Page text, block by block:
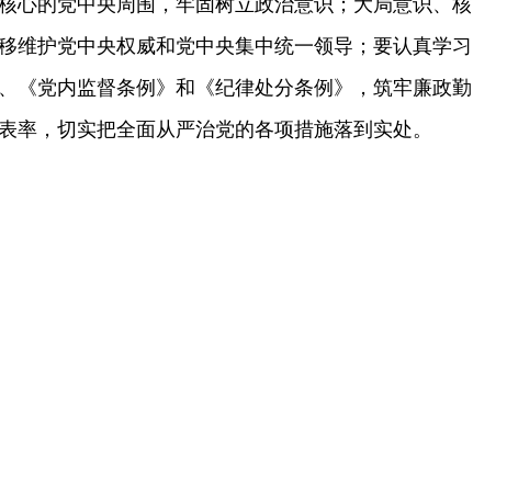
心的党中央周围，牢固树立政治意识；大局意识、核
维护党中央权威和党中央集中统一领导；要认真学习
《党内监督条例》和《纪律处分条例》，筑牢廉政勤
率，切实把全面从严治党的各项措施落到实处。